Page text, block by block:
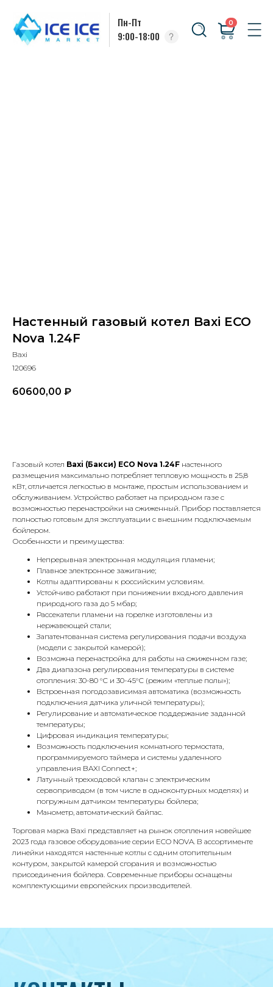
9:00-18:00
Настенный газовый котел Baxi ECO
Nova 1.24F
Baxi
120696
60600,00 ₽
Газовый котел Baxi (Бакси) ECO Nova 1.24F настенного
размещения максимально потребляет тепловую мощность в 25,8
кВт, отличается легкостью в монтаже, простым использованием и
обслуживанием. Устройство работает на природном газе с
возможностью перенастройки на сжиженный. Прибор поставляется
полностью готовым для эксплуатации с внешним подключаемым
бойлером.
Особенности и преимущества:
Непрерывная электронная модуляция пламени;
Плавное электронное зажигание;
Котлы адаптированы к российским условиям.
Устойчиво работают при понижении входного давления
природного газа до 5 мбар;
Рассекатели пламени на горелке изготовлены из
нержавеющей стали;
Запатентованная система регулирования подачи воздуха
(модели с закрытой камерой);
Возможна перенастройка для работы на сжиженном газе;
Два диапазона регулирования температуры в системе
отопления: 30-80 °С и 30-45°С (режим «теплые полы»);
Встроенная погодозависимая автоматика (возможность
подключения датчика уличной температуры);
Регулирование и автоматическое поддержание заданной
температуры;
Цифровая индикация температуры;
Возможность подключения комнатного термостата,
программируемого таймера и системы удаленного
управления BAXI Connect+;
Латунный трехходовой клапан с электрическим
сервоприводом (в том числе в одноконтурных моделях) и
погружным датчиком температуры бойлера;
Манометр, автоматический байпас.
Торговая марка Baxi представляет на рынок отопления новейшее
2023 года газовое оборудование серии ECO NOVA. В ассортименте
линейки находятся настенные котлы с одним отопительным
контуром, закрытой камерой сгорания и возможностью
присоединения бойлера. Современные приборы оснащены
комплектующими европейских производителей.
Адрес
Г.Москва Волоколамское шоссе,
71/22к2
Пн-вс с 9:00 до 18:00
8 495 233-79-79
8 985 233-79-79
КОНТАКТЫ